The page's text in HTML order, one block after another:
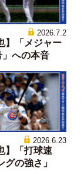
2026.7.2
】「メジャー
への本音
2026.6.23
】「打球速
グの強さ」